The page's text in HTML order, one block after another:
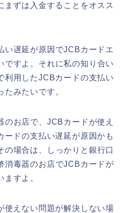
ずは入金することをオスス
い遅延が原因でJCBカードエ
ですよ。それに私の知り合い
利用したJCBカードの支払い
みたいです。
のお店で、JCBカードが使え
ードの支払い遅延が原因かも
の場合は、しっかりと銀行口
消毒器のお店でJCBカードが
すよ。
使えない問題が解決しない場